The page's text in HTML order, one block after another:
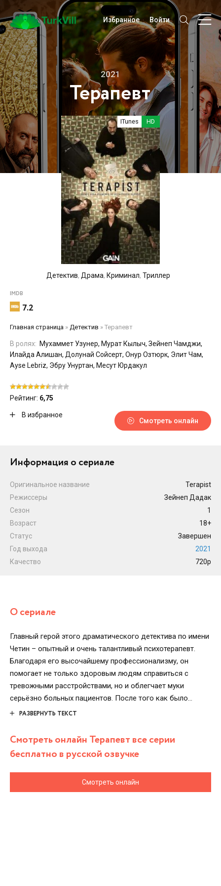
Избранное Войти
Терапевт
ITunes HD
2021
Детектив, Драма, Криминал, Триллер
IMDB
7.2
Главная страница » Детектив » Терапевт
В ролях: Мухаммет Узунер, Мурат Кылыч, Зейнеп Чамджи,
Илайда Алишан, Долунай Сойсерт, Онур Озтюрк, Элит Чам,
Ayse Lebriz, Эбру Унуртан, Месут Юрдакул
Рейтинг: 6,75
В избранное
Смотреть онлайн
Информация о сериале
Оригинальное название
Terapist
Режиссеры
Зейнеп Дадак
Сезон
1
Возраст
18+
Статус
Завершен
Год выхода
2021
Качество
720p
О сериале
Главный герой этого драматического детектива по имени
Четин – опытный и очень талантливый психотерапевт.
Благодаря его высочайшему профессионализму, он
помогает не только здоровым людям справиться с
тревожными расстройствами, но и облегчает муки
серьёзно больных пациентов. После того как было
совершено уму непостижимое убийство, жертвой
врач вынужден стать на время следователем, чтобы
найти убийцу любимой супруги. Подозреваемых – пять, и
у каждого есть мотив. Медику приходиться взвешивать
каждое действие, чтобы на скамье подсудимых не
оказался невинный человек.
РАЗВЕРНУТЬ ТЕКСТ
Смотреть онлайн Терапевт все серии
бесплатно в русской озвучке
Смотреть онлайн